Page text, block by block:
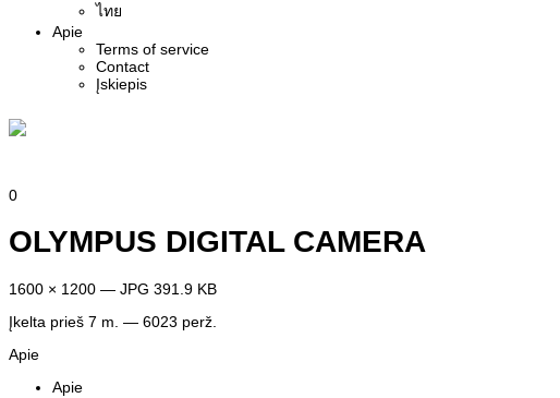
ไทย
Apie
Terms of service
Contact
Įskiepis
0
OLYMPUS DIGITAL CAMERA
1600 × 1200 — JPG 391.9 KB
Įkelta prieš 7 m. — 6023 perž.
Apie
Apie